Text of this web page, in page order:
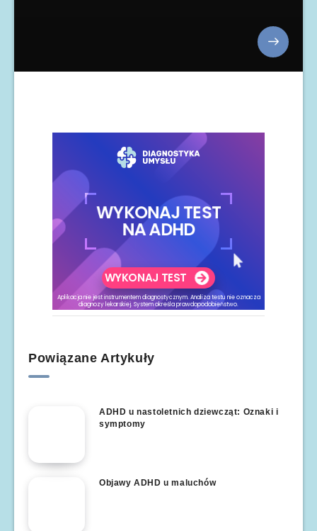
Powiązane Artykuły
ADHD u nastoletnich dziewcząt: Oznaki i
symptomy
Objawy ADHD u maluchów